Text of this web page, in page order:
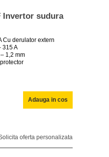
Invertor sudura
Cu derulator extern
315 A
1,2 mm
Adauga in cos
oferta personalizata